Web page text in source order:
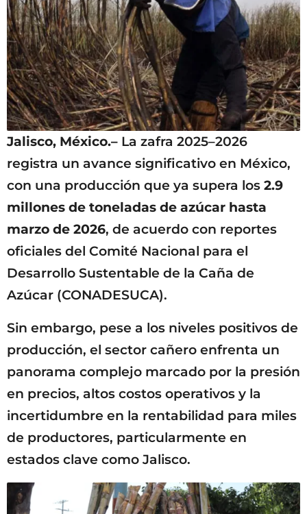
Jalisco, México.– La zafra 2025–2026
registra un avance significativo en México,
con una producción que ya supera los 2.9
millones de toneladas de azúcar hasta
marzo de 2026, de acuerdo con reportes
oficiales del Comité Nacional para el
Desarrollo Sustentable de la Caña de
Azúcar (CONADESUCA).
Sin embargo, pese a los niveles positivos de
producción, el sector cañero enfrenta un
panorama complejo marcado por la presión
en precios, altos costos operativos y la
incertidumbre en la rentabilidad para miles
de productores, particularmente en
estados clave como Jalisco.